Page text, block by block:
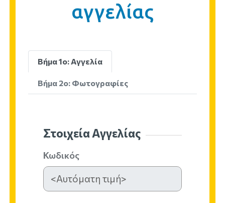
αγγελίας
Βήμα 1ο: Αγγελία
Βήμα 2ο: Φωτογραφίες
Στοιχεία Αγγελίας
Κωδικός